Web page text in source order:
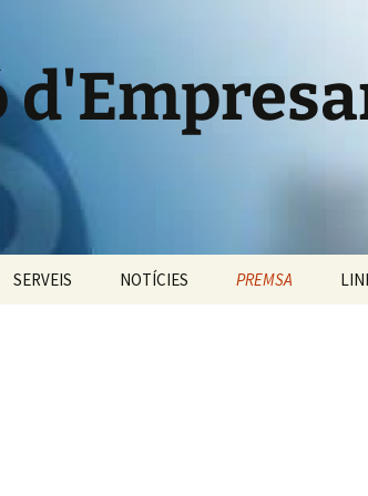
d’interès
SERVEIS NOTÍCIES PREMSA